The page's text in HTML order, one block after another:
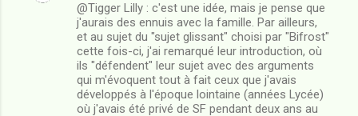
@Tigger Lilly : c'est une idée, mais je pense que
j'aurais des ennuis avec la famille. Par ailleurs,
et au sujet du "sujet glissant" choisi par "Bifrost"
cette fois-ci, j'ai remarqué leur introduction, où
ils "défendent" leur sujet avec des arguments
qui m'évoquent tout à fait ceux que j'avais
développés à l'époque lointaine (années Lycée)
où j'avais été privé de SF pendant deux ans au